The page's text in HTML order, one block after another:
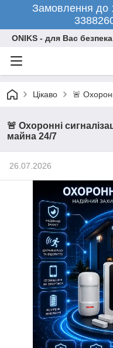
Замовлення до
ONIKS - для Вас
Цікаво 🚨
🚨 Охоронні
майна 24/7
26.07.2026